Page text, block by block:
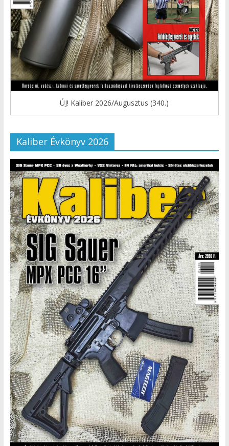
ÚJ! Kaliber 2026/Augusztus (340.)
Kaliber Évkönyv 2026